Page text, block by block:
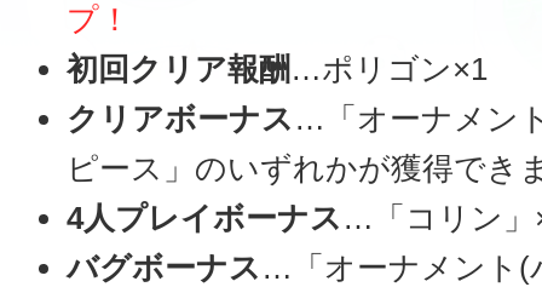
プ！
初回クリア報酬 …ポリゴン×1
クリアボーナス …「オーナメン
ピース」のいずれかが獲得でき
4人プレイボーナス …「コリン」
バグボーナス …「オーナメント(